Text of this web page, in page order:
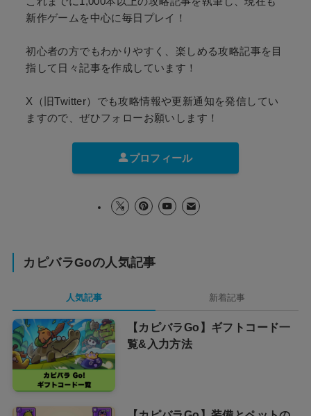
新作ゲームを中心に毎日プレイ！
初心者の方でもわかりやすく、楽しめる攻略記事を目
指して日々記事を作成しています！
X（旧Twitter）でも攻略情報や更新通知を発信してい
ますので、ぜひフォローお願いします！
プロフィール
カピバラGoの人気記事
人気記事 新着記事
【カピバラGo】ギフトコード一
覧&入力方法